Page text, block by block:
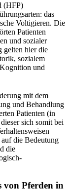
können.“
(HFP)
das
Voltigieren. Die
Patienten
und sozialer
hier die
sozialem
mit dem
und Behandlung
Patienten (in
sich somit bei
die Bedeutung
die